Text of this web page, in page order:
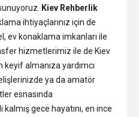
Kiev Rehberlik
ihtiyaçlarınız için de
ev konaklama imkanları ile
hizmetlerimiz ile de Kiev
almanıza yardımcı
ya da amatör
esnasında
gece hayatını, en ince